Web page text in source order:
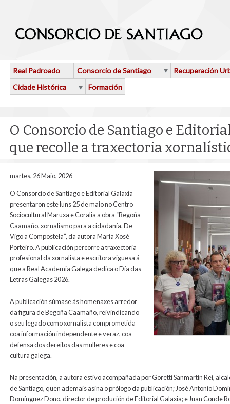
Real Padroado Consorcio de Santiago
Recuperación
Cidade Histórica
Formación
O Consorcio de Santiago e
que recolle a traxectoria
martes, 26 Maio, 2026
O Consorcio de Santiago e Editorial Galaxia
presentaron este luns 25 de maio no Centro
Sociocultural Maruxa e Coralia a obra “Begoña
Caamaño, xornalismo para a cidadanía. De
Vigo a Compostela”, da autora María Xosé
Porteiro. A publicación percorre a traxectoria
profesional da xornalista e escritora viguesa á
que a Real Academia Galega dedica o Día das
Letras Galegas 2026.
A publicación súmase ás homenaxes arredor
da figura de Begoña Caamaño, reivindicando
o seu legado como xornalista comprometida
coa información independente e veraz, coa
defensa dos dereitos das mulleres e coa
cultura galega.
Na presentación, a autora estivo acompañada por Goretti Sanmartín Rei,
de Santiago, quen ademais asina o prólogo da publicación; José Antonio
Domínguez Dono, director de produción de Editorial Galaxia; e Juan Conde